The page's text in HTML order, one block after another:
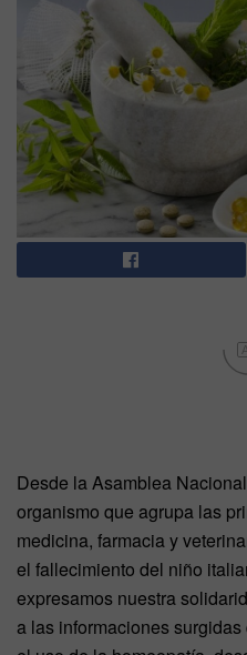
Desde la Asamblea
organismo que agrupa las
medicina, farmacia y
el fallecimiento del niño
expresamos nuestra
a las informaciones